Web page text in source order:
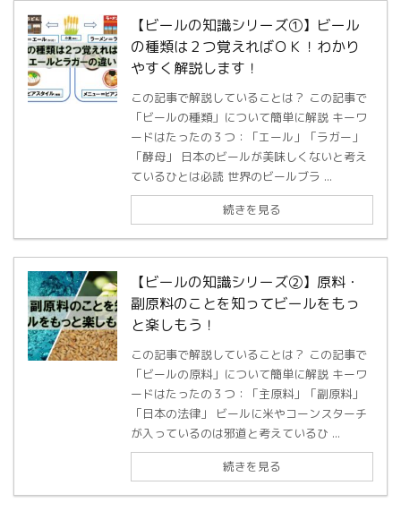
【ビールの知識シリーズ①】ビール
の種類は２つ覚えればＯＫ！わかり
やすく解説します！
この記事で解説していることは？ この記事で
「ビールの種類」について簡単に解説 キーワ
ードはたったの３つ：「エール」「ラガー」
「酵母」 日本のビールが美味しくないと考え
ているひとは必読 世界のビールブラ ...
続きを見る
【ビールの知識シリーズ②】原料・
副原料のことを知ってビールをもっ
と楽しもう！
この記事で解説していることは？ この記事で
「ビールの原料」について簡単に解説 キーワ
ードはたったの３つ：「主原料」「副原料」
「日本の法律」 ビールに米やコーンスターチ
が入っているのは邪道と考えているひ ...
続きを見る